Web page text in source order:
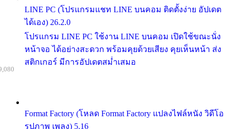
LINE PC (โปรแกรมแชท LINE บนคอม ติดตั้งง่าย อัปเดต
ได้เอง) 26.2.0
โปรแกรม LINE PC ใช้งาน LINE บนคอม เปิดใช้ขณะนั่ง
หน้าจอ ได้อย่างสะดวก พร้อมคุยด้วยเสียง คุยเห็นหน้า ส่ง
สติกเกอร์ มีการอัปเดตสม่ำเสมอ
Format Factory (โหลด Format Factory แปลงไฟล์หนัง วิดีโอ
รูปภาพ เพลง) 5.16